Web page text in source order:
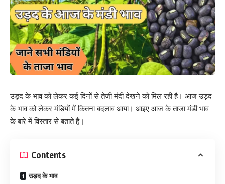
उड़द के भाव को लेकर कई दिनों से तेजी मंदी देखने को मिल रही है। आज उड़द
के भाव को लेकर मंडियों में कितना बदलाव आया। आइए आज के ताजा मंडी भाव
के बारे में विस्तार से बताते है।
Contents
उड़द के भाव